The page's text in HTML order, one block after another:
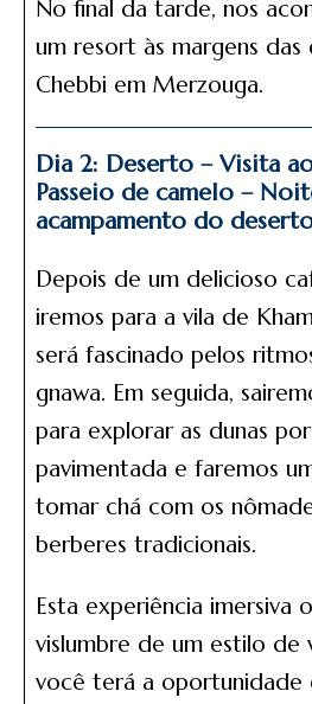
No final da tarde, nos
um resort às margens das
Chebbi em Merzouga.
Dia 2: Deserto – Visita
Passeio de camelo –
acampamento do
Depois de um delicioso
iremos para a vila de
será fascinado pelos
gnawa. Em seguida,
para explorar as dunas
pavimentada e faremos
tomar chá com os
berberes tradicionais.
Esta experiência imersiva
vislumbre de um estilo de
você terá a oportunidade